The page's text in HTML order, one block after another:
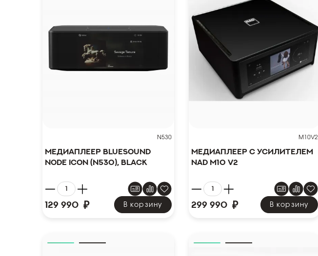
N530
Медиаплеер Bluesound
NODE Icon (N530), black
129 990 ₽ В корзину
M10V2
Медиаплеер с усилителем
NAD M10 V2
299 990 ₽ В корзину